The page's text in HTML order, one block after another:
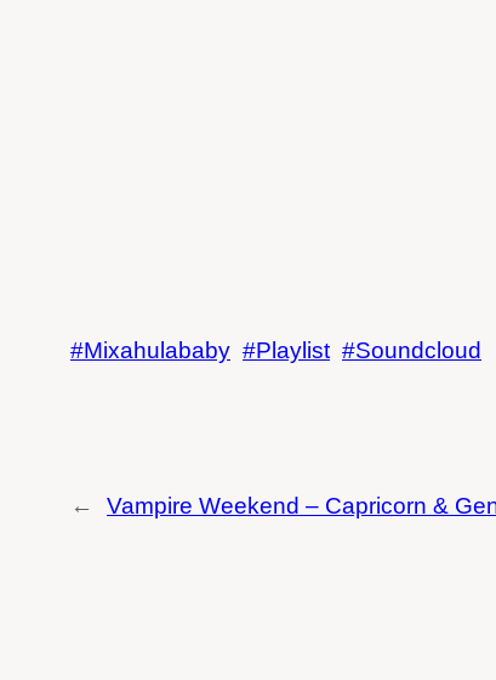
Mixahulababy Playlist Soundcloud
← Vampire Weekend – Capricorn &